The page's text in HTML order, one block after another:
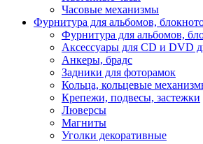
Часовые механизмы
Фурнитура для альбомов,
Фурнитура для альбомов,
Аксессуары для CD и DVD
Анкеры, брадс
Задники для фоторамок
Кольца, кольцевые
Крепежи, подвесы, застежки
Люверсы
Магниты
Уголки декоративные